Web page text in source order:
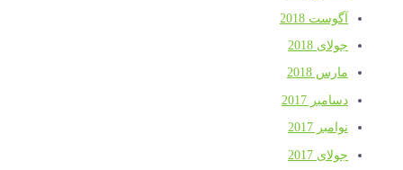
آگوست 2018
جولای 2018
مارس 2018
دسامبر 2017
نوامبر 2017
جولای 2017